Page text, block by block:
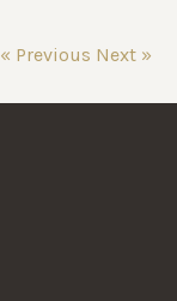
« Previous Next »